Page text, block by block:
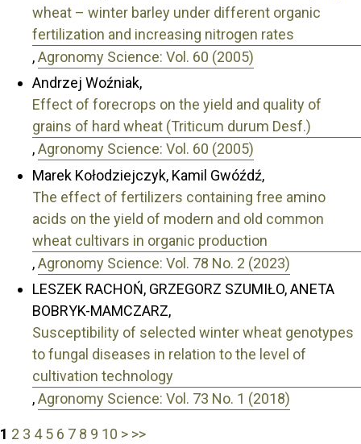
wheat – winter barley under different organic
fertilization and increasing nitrogen rates
,Agronomy Science: Vol. 60 (2005)
Andrzej Woźniak,
Effect of forecrops on the yield and quality of
grains of hard wheat (Triticum durum Desf.)
,Agronomy Science: Vol. 60 (2005)
Marek Kołodziejczyk, Kamil Gwóźdź,
The effect of fertilizers containing free amino
acids on the yield of modern and old common
wheat cultivars in organic production
,Agronomy Science: Vol. 78 No. 2 (2023)
LESZEK RACHOŃ, GRZEGORZ SZUMIŁO, ANETA
BOBRYK-MAMCZARZ,
Susceptibility of selected winter wheat genotypes
to fungal diseases in relation to the level of
cultivation technology
,Agronomy Science: Vol. 73 No. 1 (2018)
1 2 3 4 5 6 7 8 9 10 > >>